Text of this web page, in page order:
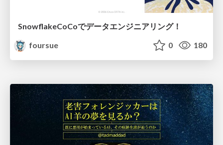
SnowflakeCoCoでデータエンジニアリング！
foursue
0 180